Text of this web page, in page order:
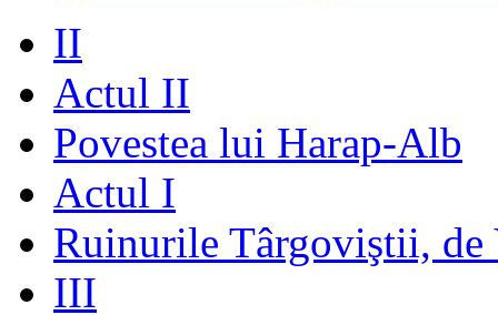
II
Actul II
Povestea lui Harap-Alb
Actul I
Ruinurile Târgoviştii, de
III